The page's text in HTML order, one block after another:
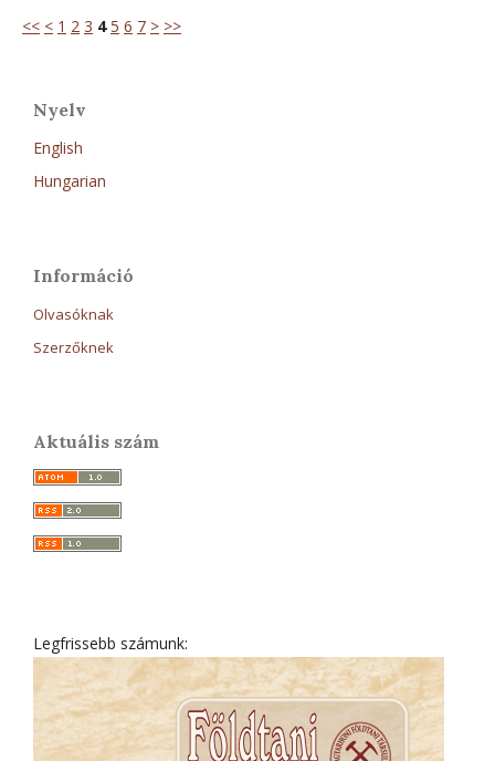
<< < 1 2 3 4 5 6 7 > >>
Nyelv
English
Hungarian
Információ
Olvasóknak
Szerzőknek
Aktuális szám
Legfrissebb számunk: